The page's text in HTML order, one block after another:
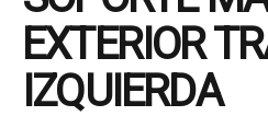
EXTERIOR
IZQUIERDA